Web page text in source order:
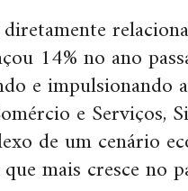
14% no ano
e impulsionando
e Serviços,
de um cenário
mais cresce no